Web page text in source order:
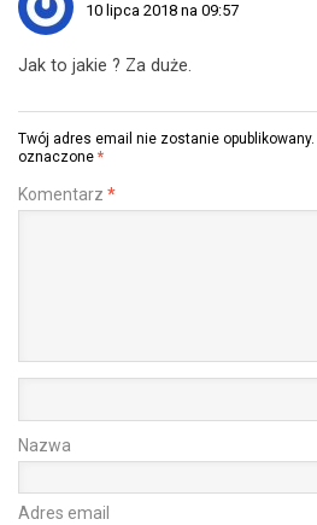
10 lipca 2018 na 09:57
Jak to jakie ? Za duże.
Twój adres email nie zostanie opublikowany.
oznaczone *
Komentarz *
Nazwa
Adres email